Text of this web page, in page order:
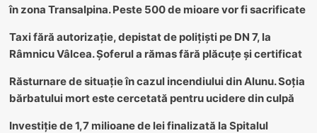
în zona Transalpina. Peste 500 de mioare vor fi sacrificate
Taxi fără autorizație, depistat de polițiști pe DN 7, la
Râmnicu Vâlcea. Șoferul a rămas fără plăcuțe și certificat
Răsturnare de situație în cazul incendiului din Alunu. Soția
bărbatului mort este cercetată pentru ucidere din culpă
Investiție de 1,7 milioane de lei finalizată la Spitalul